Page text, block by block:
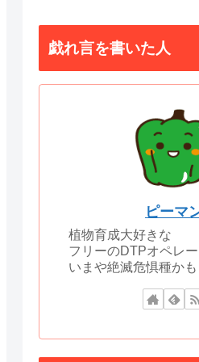
戯れ言を書いた人
ピーマ
植物育成大好きな
フリーのDTPオペレ
いまや絶滅危惧種か